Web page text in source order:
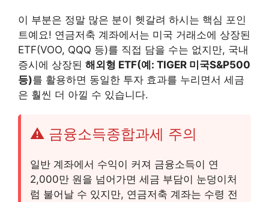
이 부분은 정말 많은 분이 헷갈려 하시는 핵심 포인
트예요! 연금저축 계좌에서는 미국 거래소에 상장된
ETF(VOO, QQQ 등)를 직접 담을 수는 없지만, 국내
증시에 상장된 해외형 ETF(예: TIGER 미국S&P500
등)를 활용하면 동일한 투자 효과를 누리면서 세금
은 훨씬 더 아낄 수 있습니다.
⚠️ 금융소득종합과세 주의
일반 계좌에서 수익이 커져 금융소득이 연
2,000만 원을 넘어가면 세금 부담이 눈덩이처
럼 불어날 수 있지만, 연금저축 계좌는 수령 전